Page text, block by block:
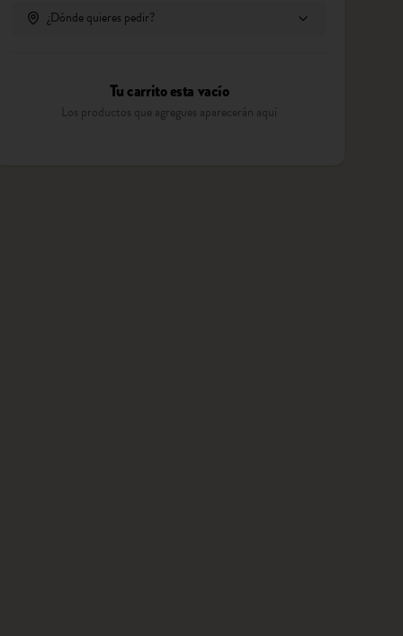
¿Dónde quieres pedir?
Tu carrito esta vacío
Los productos que agregues aparecerán aquí